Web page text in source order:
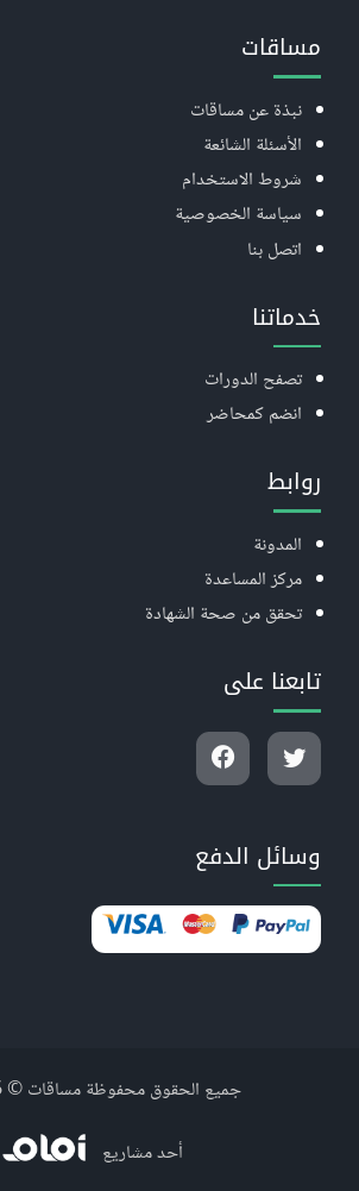
مساقات
نبذة عن مساقات
الأسئلة الشائعة
شروط الاستخدام
سياسة الخصوصية
اتصل بنا
خدماتنا
تصفح الدورات
انضم كمحاضر
روابط
المدونة
مركز المساعدة
تحقق من صحة الشهادة
تابعنا على
وسائل الدفع
جميع الحقوق محفوظة مساقات © 2026
أحد مشاريع